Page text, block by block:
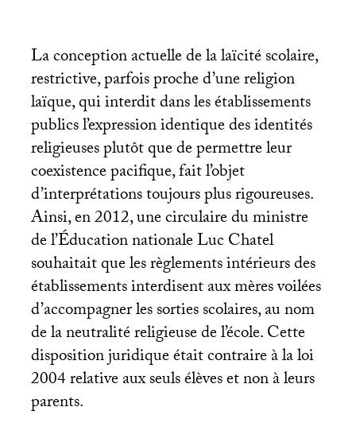
La conception actuelle de la laïcité scolaire,
restrictive, parfois proche d’une religion
laïque, qui interdit dans les établissements
publics l’expression identique des identités
religieuses plutôt que de permettre leur
coexistence pacifique, fait l’objet
d’interprétations toujours plus rigoureuses.
Ainsi, en 2012, une circulaire du ministre
de l’Éducation nationale Luc Chatel
souhaitait que les règlements intérieurs des
établissements interdisent aux mères voilées
d’accompagner les sorties scolaires, au nom
de la neutralité religieuse de l’école. Cette
disposition juridique était contraire à la loi
2004 relative aux seuls élèves et non à leurs
parents.